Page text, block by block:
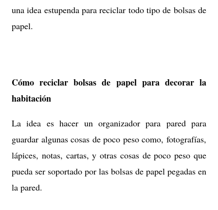
una idea estupenda para reciclar todo tipo de bolsas de
papel.
Cómo reciclar bolsas de papel para decorar la
habitación
La idea es hacer un organizador para pared para
guardar algunas cosas de poco peso como, fotografías,
lápices, notas, cartas, y otras cosas de poco peso que
pueda ser soportado por las bolsas de papel pegadas en
la pared.